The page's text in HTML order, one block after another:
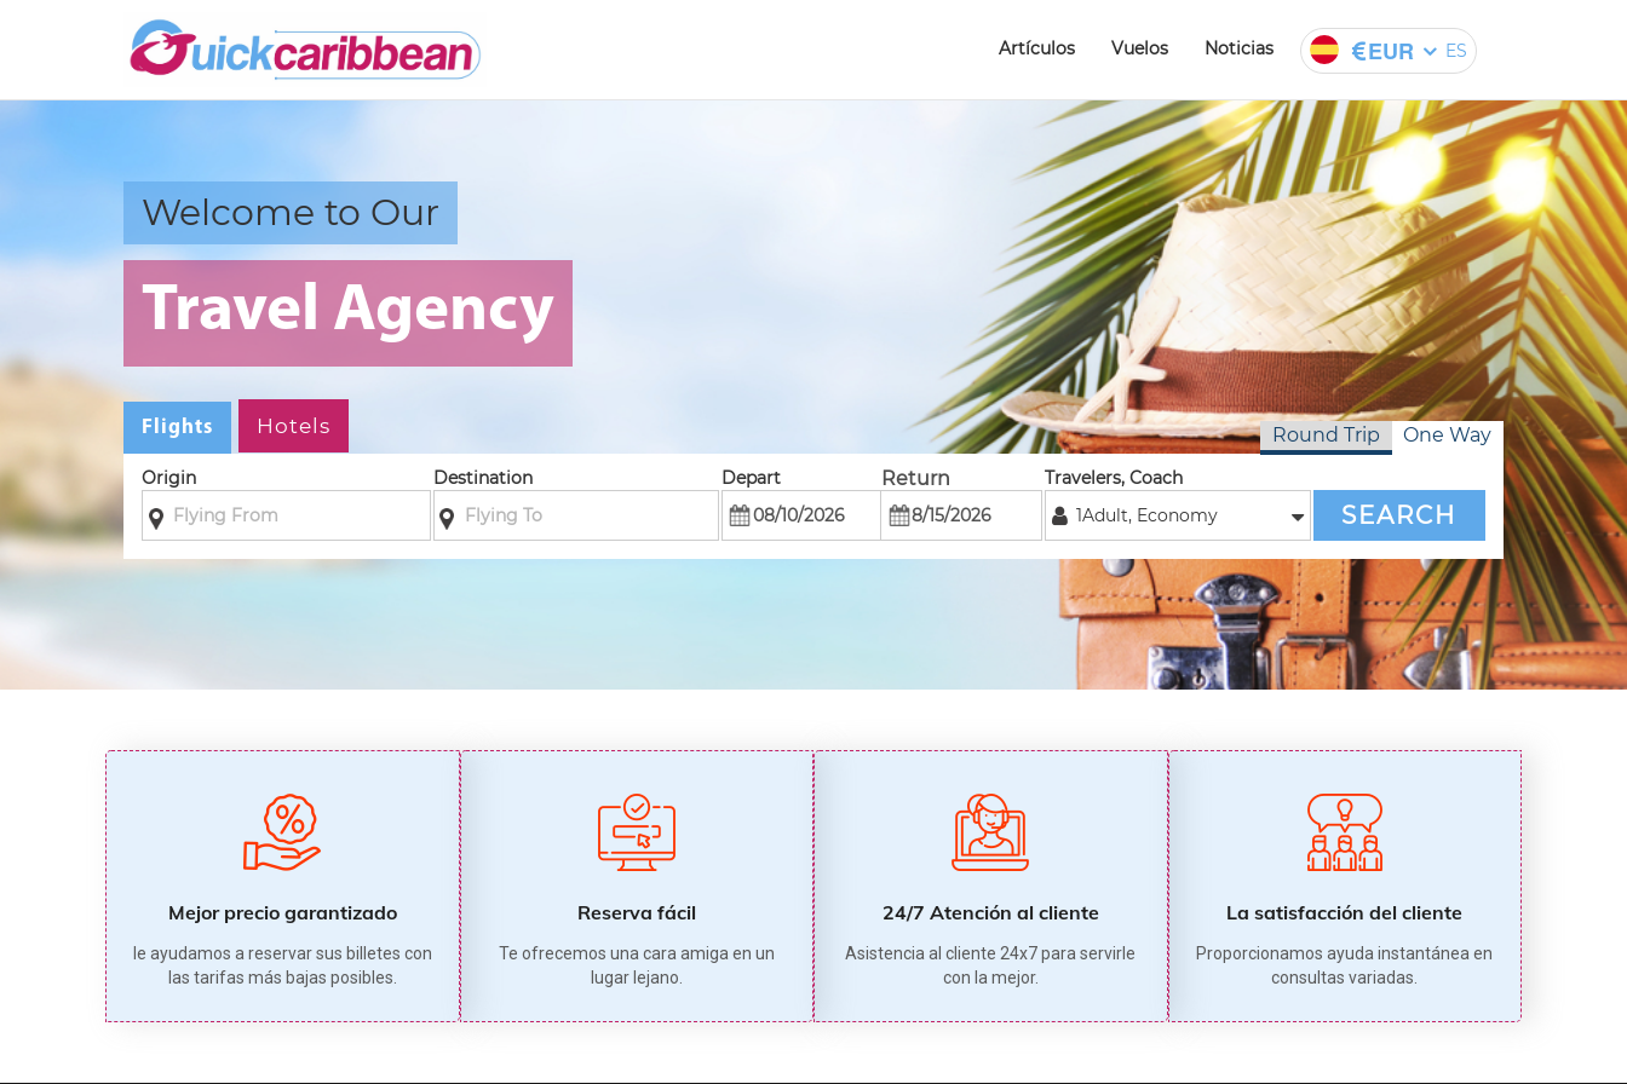
EUR ES
Artículos Vuelos Noticias
Welcome to Our
Travel Agency
Flights Hotels Round Trip One Way
Origin Destination Depart Return
Travelers, Coach
1Adult, Economy SEARCH
Mejor precio garantizado
le ayudamos a reservar sus billetes con
las tarifas más bajas posibles.
Reserva fácil
Te ofrecemos una cara amiga en un
lugar lejano.
24/7 Atención al cliente
Asistencia al cliente 24x7 para servirle
con la mejor.
La satisfacción del cliente
Proporcionamos ayuda instantánea en
consultas variadas.